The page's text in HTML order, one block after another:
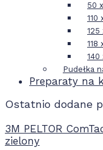
50
110
125
118
140
Pudełka
Preparaty na
Ostatnio dodane
3M PELTOR
zielony